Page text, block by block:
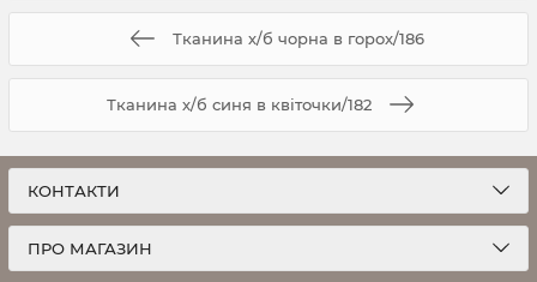
Тканина х/б чорна в горох/186
Тканина х/б синя в квіточки/182
КОНТАКТИ
ПРО МАГАЗИН